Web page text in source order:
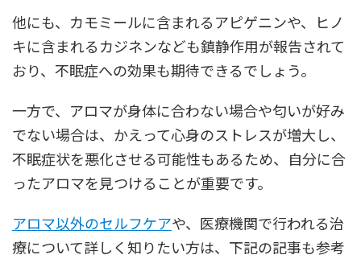
他にも、カモミールに含まれるアピゲニンや、ヒノ
キに含まれるカジネンなども鎮静作用が報告されて
おり、不眠症への効果も期待できるでしょう。
一方で、アロマが身体に合わない場合や匂いが好み
でない場合は、かえって心身のストレスが増大し、
不眠症状を悪化させる可能性もあるため、自分に合
ったアロマを見つけることが重要です。
アロマ以外のセルフケアや、医療機関で行われる治
療について詳しく知りたい方は、下記の記事も参考